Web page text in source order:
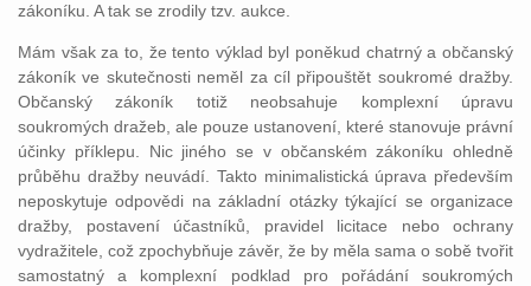
zákoníku. A tak se zrodily tzv. aukce.
Mám však za to, že tento výklad byl poněkud chatrný a občanský
zákoník ve skutečnosti neměl za cíl připouštět soukromé dražby.
Občanský zákoník totiž neobsahuje komplexní úpravu
soukromých dražeb, ale pouze ustanovení, které stanovuje právní
účinky příklepu. Nic jiného se v občanském zákoníku ohledně
průběhu dražby neuvádí. Takto minimalistická úprava především
neposkytuje odpovědi na základní otázky týkající se organizace
dražby, postavení účastníků, pravidel licitace nebo ochrany
vydražitele, což zpochybňuje závěr, že by měla sama o sobě tvořit
samostatný a komplexní podklad pro pořádání soukromých